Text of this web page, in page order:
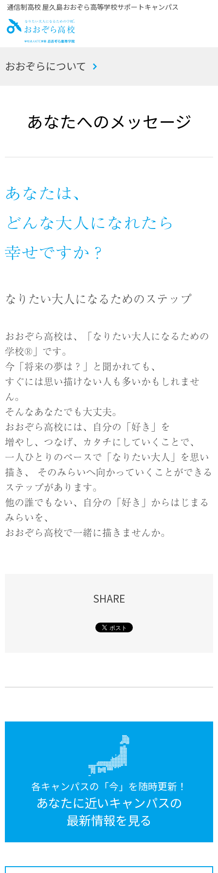
通信制高校 屋久島おおぞら高等学校サポートキャンパス
お
おおぞらについて
あなたへのメッセージ
なりたい大人になるためのステップ
おおぞら高校は、「なりたい大人になるための
学校®」です。
今「将来の夢は？」と聞かれても、
すぐには思い描けない人も多いかもしれませ
ん。
そんなあなたでも大丈夫。
おおぞら高校には、自分の「好き」を
増やし、つなげ、カタチにしていくことで、
一人ひとりのペースで「なりたい大人」を思い
描き、
そのみらいへ向かっていくことができる
ステップがあります。
他の誰でもない、自分の「好き」からはじまる
みらいを、
おおぞら高校で一緒に描きませんか。
SHARE
各キャンパスの「今」を随時更新！
あなたに近いキャンパスの
最新情報を見る